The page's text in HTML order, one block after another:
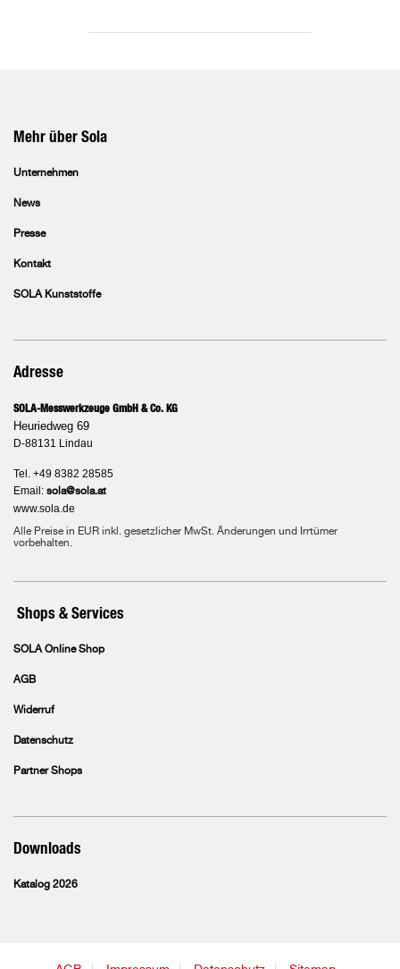
Mehr über Sola
Unternehmen
News
Presse
Kontakt
SOLA Kunststoffe
Adresse
SOLA-Messwerkzeuge GmbH & Co. KG
Heuriedweg 69
D-88131 Lindau
Tel. +49 8382 28585
Email: sola@sola.at
www.sola.de
Alle Preise in EUR inkl. gesetzlicher MwSt. Änderungen und Irrtümer
vorbehalten.
Shops & Services
SOLA Online Shop
AGB
Widerruf
Datenschutz
Partner Shops
Downloads
Katalog 2026